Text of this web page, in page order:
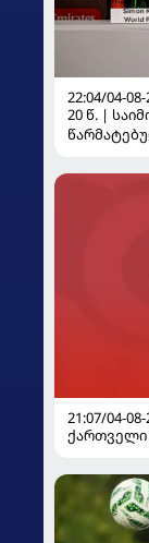
22:04/04-
20 წ. |
21:07/04-
ქართველი